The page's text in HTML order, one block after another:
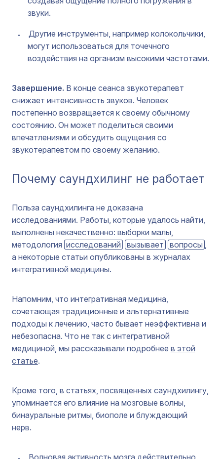
звуки.
Другие инструменты, например колокольчики,
могут использоваться для точечного
воздействия на организм высокими частотами.
Завершение. В конце сеанса звукотерапевт
снижает интенсивность звуков. Человек
постепенно возвращается к своему обычному
состоянию. Он может поделиться своими
впечатлениями и обсудить ощущения со
звукотерапевтом по своему желанию.
Почему саундхилинг не работает
Польза саундхилинга не доказана
исследованиями. Работы, которые удалось найти,
выполнены некачественно: выборки малы,
методология исследований вызывает вопросы ,
а некоторые статьи опубликованы в журналах
интегративной медицины.
Напомним, что интегративная медицина,
сочетающая традиционные и альтернативные
подходы к лечению, часто бывает неэффективна и
небезопасна. Что не так с интегративной
медициной, мы рассказывали подробнее в этой
статье.
Кроме того, в статьях, посвященных саундхилингу,
упоминается его влияние на мозговые волны,
бинауральные ритмы, биополе и блуждающий
нерв.